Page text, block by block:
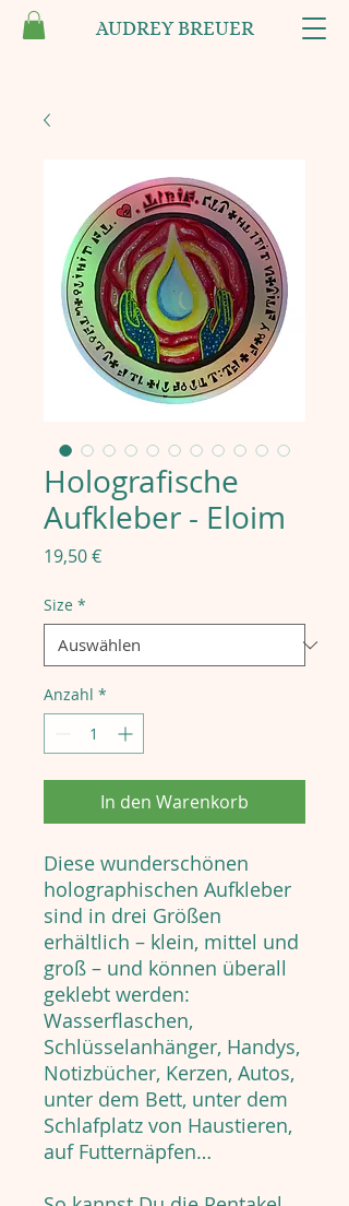
AUDREY BREUER
Holografische
Aufkleber - Eloim
19,50 €Preis
Size *
Anzahl *
In den Warenkorb
Diese wunderschönen
holographischen Aufkleber
sind in drei Größen
erhältlich – klein, mittel und
groß – und können überall
geklebt werden:
Wasserflaschen,
Schlüsselanhänger, Handys,
Notizbücher, Kerzen, Autos,
unter dem Bett, unter dem
Schlafplatz von Haustieren,
auf Futternäpfen…